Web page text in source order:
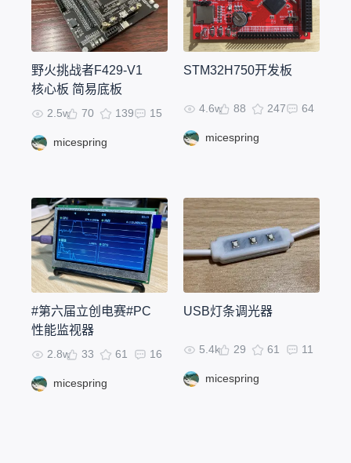
野火挑战者F429-V1
核心板 简易底板
2.5w 70 139 15
micespring
STM32H750开发板
4.6w 88 247 64
micespring
#第六届立创电赛#PC
性能监视器
2.8w 33 61 16
micespring
USB灯条调光器
5.4k 29 61 11
micespring